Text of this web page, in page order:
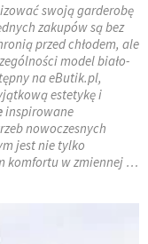
swoją garderobę
zakupów są bez
przed chłodem, ale
model biało-
na eButik.pl,
estetykę i
inspirowane
nowoczesnych
jest nie tylko
komfortu w zmiennej …